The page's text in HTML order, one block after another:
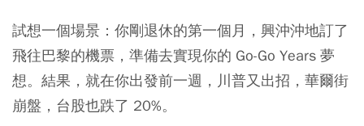
試想一個場景：你剛退休的第一個月，興沖沖地訂了
飛往巴黎的機票，準備去實現你的 Go-Go Years 夢
想。結果，就在你出發前一週，川普又出招，華爾街
崩盤，台股也跌了 20%。